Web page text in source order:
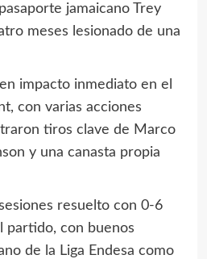
jamaicano Trey
meses lesionado de una
impacto inmediato en el
con varias acciones
tiros clave de Marco
y una canasta propia
resuelto con 0-6
partido, con buenos
de la Liga Endesa como